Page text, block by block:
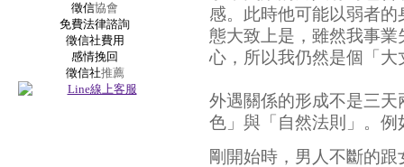
徵信協會
免費法律諮詢
徵信社費用
感情挽回
徵信社推薦
感。此時他可能以弱者
態大致上是，雖然我事
心，所以我仍然是個「大
外遇關係的形成不是三
色」與「自然法則」。例
剛開始時，男人不斷的